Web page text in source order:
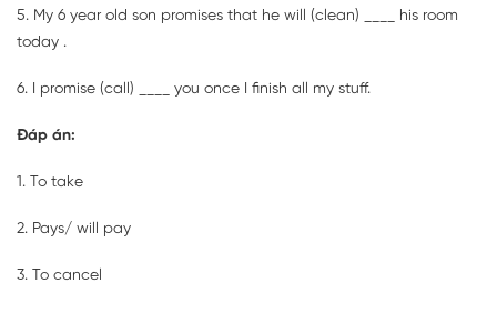
5. My 6 year old son promises that he will (clean) ____ his room
today .
6. I promise (call) ____ you once I finish all my stuff.
Đáp án:
1. To take
2. Pays/ will pay
3. To cancel